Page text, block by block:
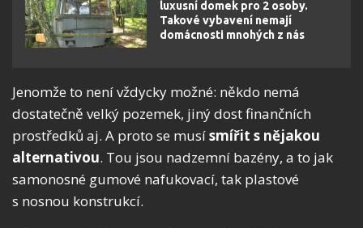
luxusní domek pro 2 osoby.
Takové vybavení nemají
domácnosti mnohých z nás
Jenomže to není vždycky možné: někdo nemá
dostatečně velký pozemek, jiný dost finančních
prostředků aj. A proto se musísmířit s nějakou
alternativou. Tou jsou nadzemní bazény, a to jak
samonosné gumové nafukovací, tak plastové
s nosnou konstrukcí.